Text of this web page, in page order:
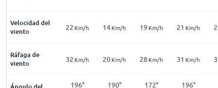
Velocidad del
viento
Km/h 15Km/h 22 Km/h 14Km/h 19 Km/h 21 Km/h
Ráfaga de
viento
Km/h 22Km/h 32 Km/h 20Km/h 28 Km/h 31 Km/h
177 196° 190° 172° 196°